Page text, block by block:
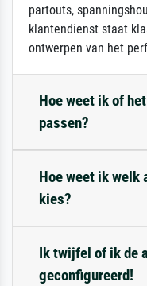
partouts,
klantendienst staat
ontwerpen van het
Hoe weet ik of
passen?
Hoe weet ik welk
kies?
Ik twijfel of ik de
geconfigureerd!